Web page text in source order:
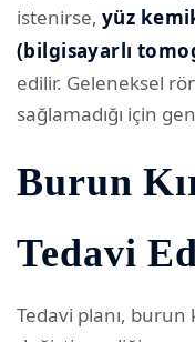
istenirse, yüz
(bilgisayarlı
edilir. Geleneksel
sağlamadığı için
Burun
Tedavi
Tedavi planı, burun